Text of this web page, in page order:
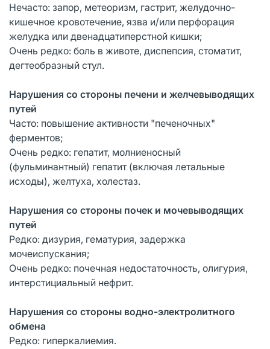
Нечасто: запор, метеоризм, гастрит, желудочно-
кишечное кровотечение, язва и/или перфорация
желудка или двенадцатиперстной кишки;
Очень редко: боль в животе, диспепсия, стоматит,
дегтеобразный стул.
Нарушения со стороны печени и желчевыводящих
путей
Часто: повышение активности "печеночных"
ферментов;
Очень редко: гепатит, молниеносный
(фульминантный) гепатит (включая летальные
исходы), желтуха, холестаз.
Нарушения со стороны почек и мочевыводящих
путей
Редко: дизурия, гематурия, задержка
мочеиспускания;
Очень редко: почечная недостаточность, олигурия,
интерстициальный нефрит.
Нарушения со стороны водно-электролитного
обмена
Редко: гиперкалиемия.